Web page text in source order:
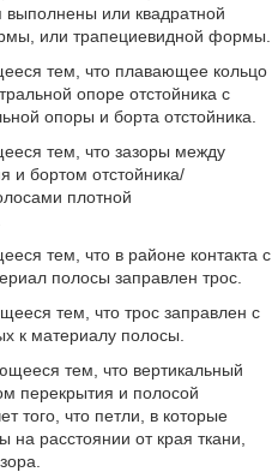
или квадратной
или трапециевидной формы.
тем, что плавающее кольцо
опоре отстойника с
опоры и борта отстойника.
тем, что зазоры между
и бортом отстойника/
плотной
тем, что в районе контакта с
полосы заправлен трос.
тем, что трос заправлен с
к материалу полосы.
тем, что вертикальный
перекрытия и полосой
того, что петли, в которые
на расстоянии от края ткани,